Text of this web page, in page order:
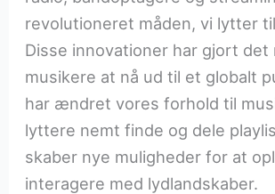
revolutioneret måden, vi lytter
Disse innovationer har gjort det
musikere at nå ud til et globalt
har ændret vores forhold til
lyttere nemt finde og dele
skaber nye muligheder for at
interagere med lydlandskaber.